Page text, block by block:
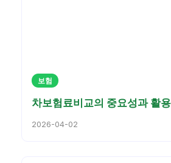
보험
차보험료비교의 중요성과 활
2026-04-02